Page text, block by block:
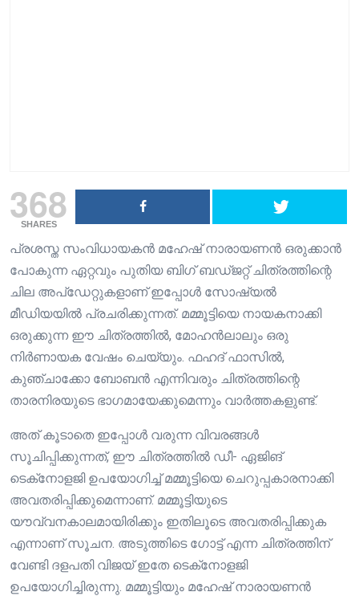
368
SHARES
പ്രശസ്ത സംവിധായകൻ മഹേഷ് നാരായണൻ ഒരുക്കാൻ
പോകുന്ന ഏറ്റവും പുതിയ ബിഗ് ബഡ്ജറ്റ് ചിത്രത്തിന്റെ
ചില അപ്‌ഡേറ്റുകളാണ് ഇപ്പോൾ സോഷ്യൽ
മീഡിയയിൽ പ്രചരിക്കുന്നത്. മമ്മൂട്ടിയെ നായകനാക്കി
ഒരുക്കുന്ന ഈ ചിത്രത്തിൽ, മോഹൻലാലും ഒരു
നിർണായക വേഷം ചെയ്യും. ഫഹദ് ഫാസിൽ,
കുഞ്ചാക്കോ ബോബൻ എന്നിവരും ചിത്രത്തിന്റെ
താരനിരയുടെ ഭാഗമായേക്കുമെന്നും വാർത്തകളുണ്ട്.
അത് കൂടാതെ ഇപ്പോൾ വരുന്ന വിവരങ്ങൾ
സൂചിപ്പിക്കുന്നത്, ഈ ചിത്രത്തിൽ ഡീ- ഏജിങ്
ടെക്‌നോളജി ഉപയോഗിച്ച് മമ്മൂട്ടിയെ ചെറുപ്പകാരനാക്കി
അവതരിപ്പിക്കുമെന്നാണ്. മമ്മൂട്ടിയുടെ
യൗവ്വനകാലമായിരിക്കും ഇതിലൂടെ അവതരിപ്പിക്കുക
എന്നാണ് സൂചന. അടുത്തിടെ ഗോട്ട് എന്ന ചിത്രത്തിന്
വേണ്ടി ദളപതി വിജയ് ഇതേ ടെക്‌നോളജി
ഉപയോഗിച്ചിരുന്നു. മമ്മൂട്ടിയും മഹേഷ് നാരായണൻ